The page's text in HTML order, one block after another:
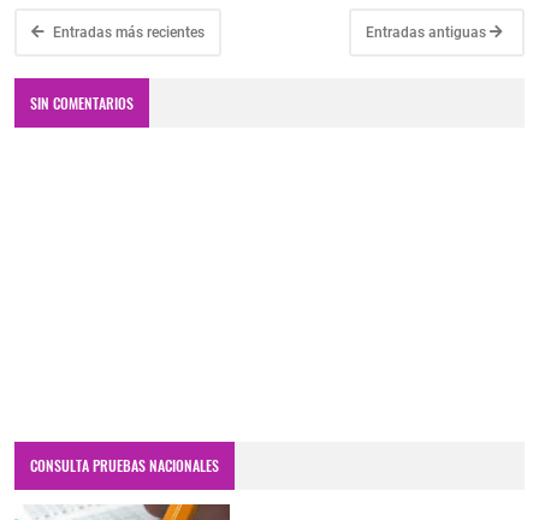
Entradas más recientes Entradas antiguas
SIN COMENTARIOS
CONSULTA PRUEBAS NACIONALES